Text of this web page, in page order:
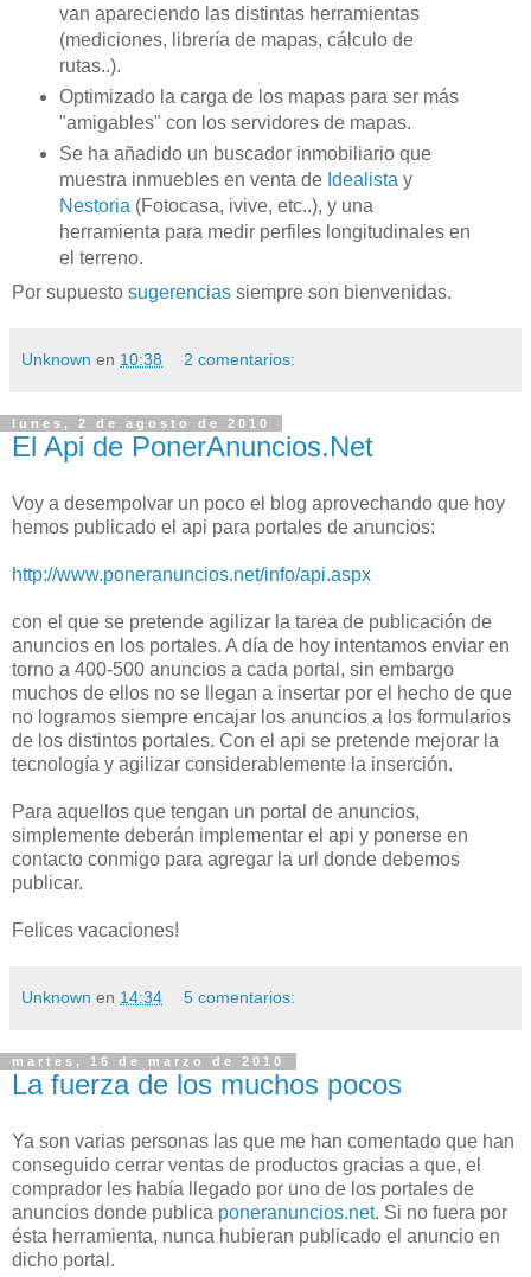
van apareciendo las distintas herramientas
(mediciones, librería de mapas, cálculo de
rutas..).
Optimizado la carga de los mapas para ser más
"amigables" con los servidores de mapas.
Se ha añadido un buscador inmobiliario que
muestra inmuebles en venta de Idealista y
Nestoria (Fotocasa, ivive, etc..), y una
herramienta para medir perfiles longitudinales en
el terreno.
Por supuesto sugerencias siempre son bienvenidas.
Unknown en 10:38 2 comentarios:
lunes, 2 de agosto de 2010
El Api de PonerAnuncios.Net
Voy a desempolvar un poco el blog aprovechando que hoy
hemos publicado el api para portales de anuncios:
http://www.poneranuncios.net/info/api.aspx
con el que se pretende agilizar la tarea de publicación de
anuncios en los portales. A día de hoy intentamos enviar en
torno a 400-500 anuncios a cada portal, sin embargo
muchos de ellos no se llegan a insertar por el hecho de que
no logramos siempre encajar los anuncios a los formularios
de los distintos portales. Con el api se pretende mejorar la
tecnología y agilizar considerablemente la inserción.
Para aquellos que tengan un portal de anuncios,
simplemente deberán implementar el api y ponerse en
contacto conmigo para agregar la url donde debemos
publicar.
Felices vacaciones!
Unknown en 14:34 5 comentarios:
martes, 16 de marzo de 2010
La fuerza de los muchos pocos
Ya son varias personas las que me han comentado que han
conseguido cerrar ventas de productos gracias a que, el
comprador les había llegado por uno de los portales de
anuncios donde publica poneranuncios.net. Si no fuera por
ésta herramienta, nunca hubieran publicado el anuncio en
dicho portal.